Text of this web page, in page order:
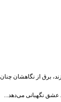
برق‌ از نگاهشان‌
عشق‌ نگهبانی‌ می‌دهد...